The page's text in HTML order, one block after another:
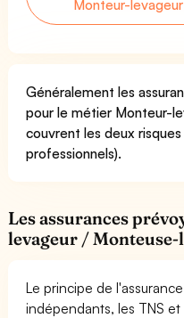
Monteur-
Généralement les
pour le métier Monteur-
couvrent les deux
professionnels).
Les assurances
levageur / Monteuse-
Le principe de
indépendants, les TNS